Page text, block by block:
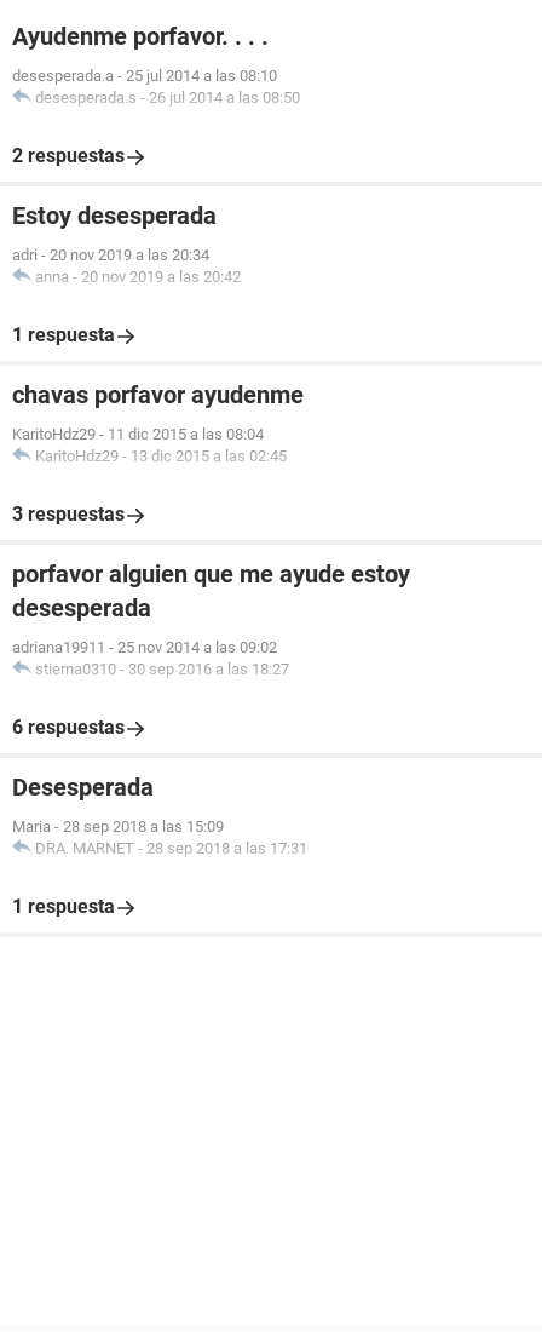
Ayudenme porfavor. . . .
desesperada.a - 25 jul 2014 a las 08:10
desesperada.s - 26 jul 2014 a las 08:50
2 respuestas
Estoy desesperada
adri - 20 nov 2019 a las 20:34
anna - 20 nov 2019 a las 20:42
1 respuesta
chavas porfavor ayudenme
KaritoHdz29 - 11 dic 2015 a las 08:04
KaritoHdz29 - 13 dic 2015 a las 02:45
3 respuestas
porfavor alguien que me ayude estoy
desesperada
adriana19911 - 25 nov 2014 a las 09:02
stierna0310 - 30 sep 2016 a las 18:27
6 respuestas
Desesperada
Maria - 28 sep 2018 a las 15:09
DRA. MARNET - 28 sep 2018 a las 17:31
1 respuesta